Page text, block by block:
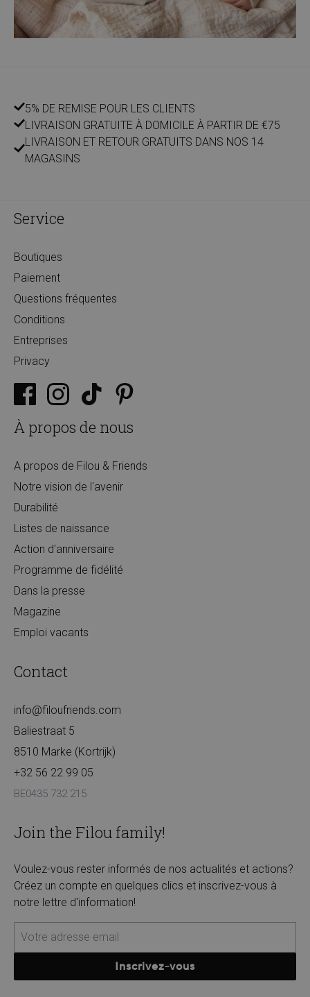
5% DE REMISE POUR LES CLIENTS
LIVRAISON GRATUITE À DOMICILE À PARTIR DE €75
LIVRAISON ET RETOUR GRATUITS DANS NOS 14
MAGASINS
Service
Boutiques
Paiement
Questions fréquentes
Conditions
Entreprises
Privacy
À propos de nous
A propos de Filou & Friends
Notre vision de l'avenir
Durabilité
Listes de naissance
Action d'anniversaire
Programme de fidélité
Dans la presse
Magazine
Emploi vacants
Contact
info@filoufriends.com
Baliestraat 5
8510 Marke (Kortrijk)
+32 56 22 99 05
BE0435 732 215
Join the Filou family!
Voulez-vous rester informés de nos actualités et actions?
Créez un compte en quelques clics et inscrivez-vous à
notre lettre d'information!
Inscrivez-vous